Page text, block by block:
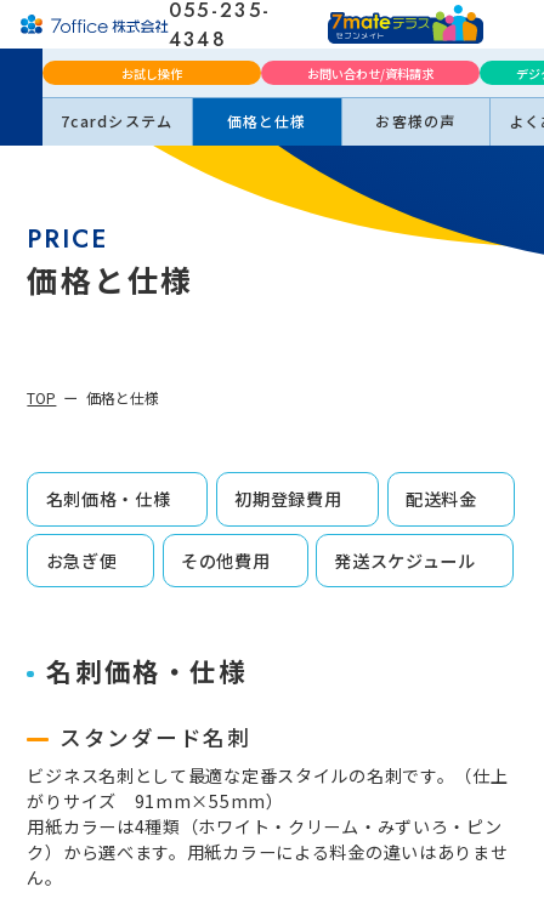
055-235-
4348
月曜日～金曜日（土日祝
休）
お試し操作 お問い合わせ/資料請求 デジ
7cardシステム 価格と仕様 お客様の声 よ
PRICE
価格と仕様
TOP 価格と仕様
名刺価格・仕様 初期登録費用 配送料金
お急ぎ便 その他費用 発送スケジュール
名刺価格・仕様
スタンダード名刺
ビジネス名刺として最適な定番スタイルの名刺です。（仕上
がりサイズ 91mm×55mm）
用紙カラーは4種類（ホワイト・クリーム・みずいろ・ピン
ク）から選べます。用紙カラーによる料金の違いはありませ
ん。